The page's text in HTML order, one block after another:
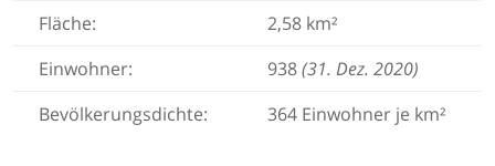
Fläche:
2,58 km²
Einwohner:
938(31. Dez. 2020)
Bevölkerungsdichte:
364 Einwohner je km²